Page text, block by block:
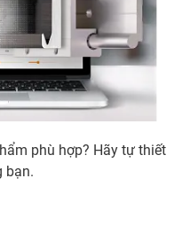
phù hợp? Hãy tự thiết
bạn.